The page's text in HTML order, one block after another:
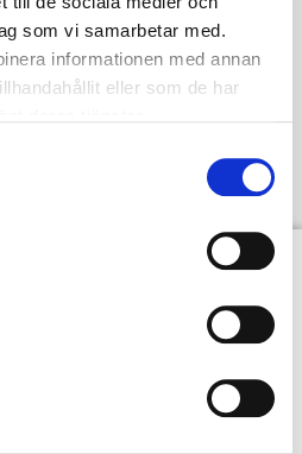
som vi samarbetar med.
informationen med annan
eller som de har
tillhör TextilHistoriska Sällskapet. Bilder